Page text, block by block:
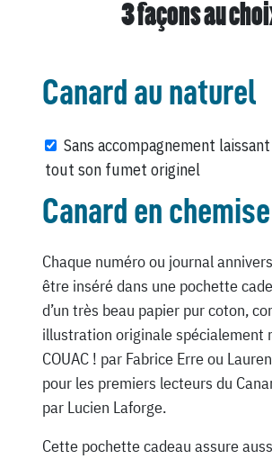
3 façons au
Canard au naturel
Sans accompagnement
tout son fumet originel
Canard en chemise
Chaque numéro ou journal
être inséré dans une pochette
d’un très beau papier pur coton,
illustration originale spécialement
COUAC ! par Fabrice Erre ou
pour les premiers lecteurs du
par Lucien Laforge.
Cette pochette cadeau assure